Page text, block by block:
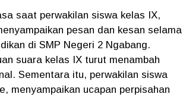
saat perwakilan siswa kelas IX,
pesan dan kesan selama
di SMP Negeri 2 Ngabang.
suara kelas IX turut menambah
Sementara itu, perwakilan siswa
menyampaikan ucapan perpisahan